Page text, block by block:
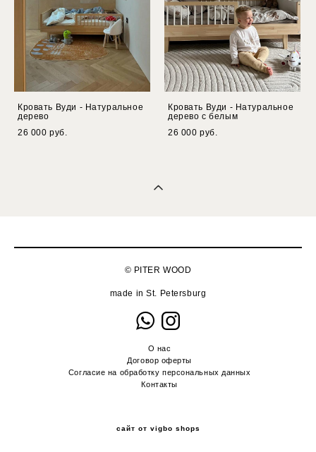
Кровать Вуди - Натуральное
дерево
26 000 pуб.
Кровать Вуди - Натуральное
дерево с белым
26 000 pуб.
© PITER WOOD
made in St. Petersburg
О нас
Договор оферты
Согласие на обработку персональных данных
Контакты
сайт от vigbo shops